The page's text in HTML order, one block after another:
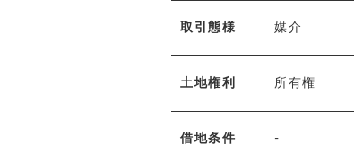
取引態様 媒介
土地権利 所有権
借地条件 -